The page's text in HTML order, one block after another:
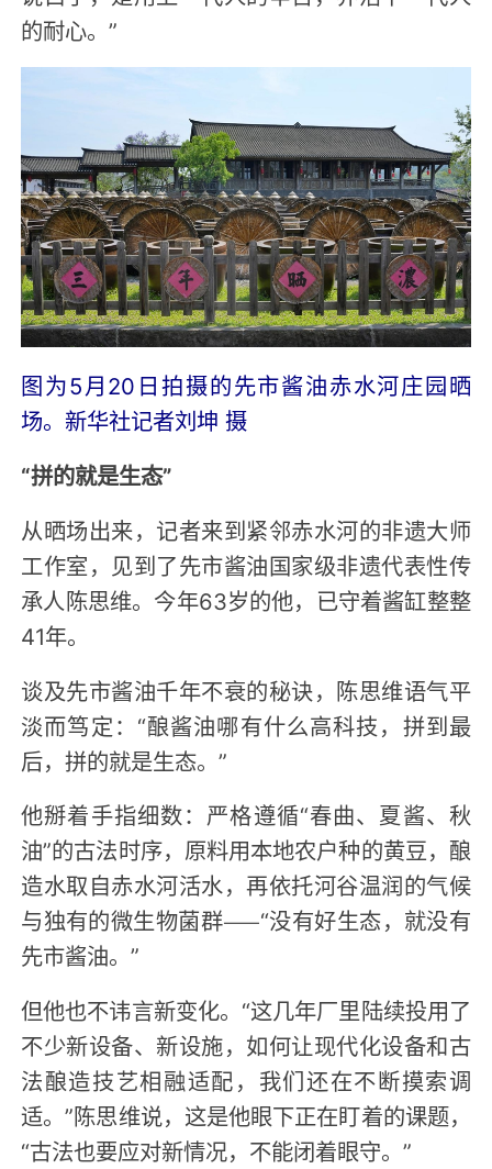
的耐心。”
图为5月20日拍摄的先市酱油赤水河庄园晒
场。新华社记者刘坤 摄
“拼的就是生态”
从晒场出来，记者来到紧邻赤水河的非遗大师
工作室，见到了先市酱油国家级非遗代表性传
承人陈思维。今年63岁的他，已守着酱缸整整
41年。
谈及先市酱油千年不衰的秘诀，陈思维语气平
淡而笃定：“酿酱油哪有什么高科技，拼到最
后，拼的就是生态。”
他掰着手指细数：严格遵循“春曲、夏酱、秋
油”的古法时序，原料用本地农户种的黄豆，酿
造水取自赤水河活水，再依托河谷温润的气候
与独有的微生物菌群——“没有好生态，就没有
先市酱油。”
但他也不讳言新变化。“这几年厂里陆续投用了
不少新设备、新设施，如何让现代化设备和古
法酿造技艺相融适配，我们还在不断摸索调
适。”陈思维说，这是他眼下正在盯着的课题，
“古法也要应对新情况，不能闭着眼守。”